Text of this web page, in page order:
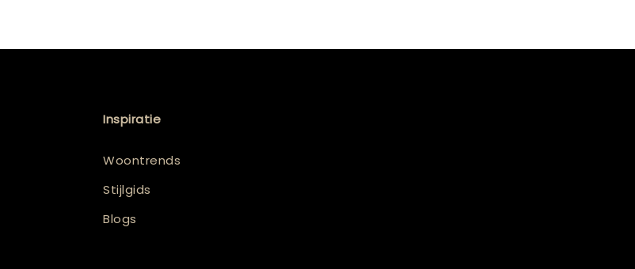
Inspiratie
Woontrends
Stijlgids
Blogs